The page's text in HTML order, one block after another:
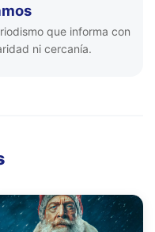
que informa con
ni cercanía.